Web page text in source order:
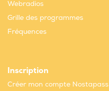
Webradios
Grille des programmes
Fréquences
Inscription
Créer mon compte Nostapass